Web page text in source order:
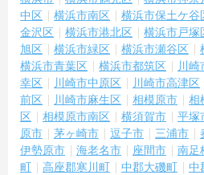
・退職金制度あり
→ 将来を見据えて安定した勤務を目指
―――――――――――――――
■ 多職種連携で視野を広げられる
―――――――――――――――
チームケアを学びながら成長できる環
・多職種との連携
・個別支援活動あり
・特別養護老人ホーム勤務
→ 幅広い介護スキルの習得を目指せま
中区
横浜市南区 横浜市保土ケ谷
金沢区
横浜市港北区 横浜市戸塚
旭区
横浜市緑区 横浜市瀬谷区
横浜市青葉区
横浜市都筑区 川崎
幸区
川崎市中原区 川崎市高津区
前区
川崎市麻生区 相模原市 相
区
相模原市南区 横須賀市 平塚
原市
茅ヶ崎市 逗子市 三浦市
伊勢原市
海老名市 座間市 南足
町
高座郡寒川町 中郡大磯町 中